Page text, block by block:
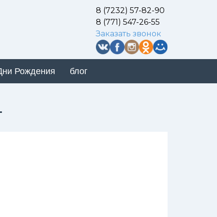
8 (7232) 57-82-90
8 (771) 547-26-55
Заказать звонок
Рождения блог